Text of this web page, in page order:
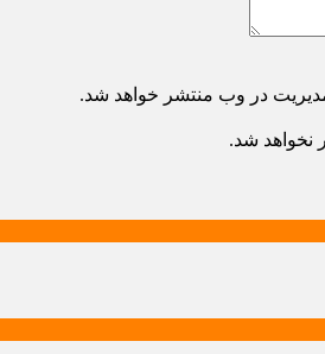
در وب منتشر خواهد شد.
نخواهد شد.